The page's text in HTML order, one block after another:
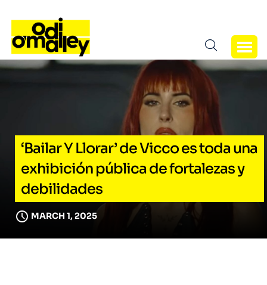
‘Bailar Y Llorar’ de Vicco es toda una
exhibición pública de fortalezas y
debilidades
MARCH 1, 2025